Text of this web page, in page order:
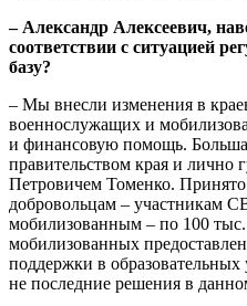
– Александр Алексеевич,
соответствии с ситуацией
базу?
– Мы внесли изменения в
военнослужащих и
и финансовую помощь.
правительством края и лично
Петровичем Томенко.
добровольцам – участникам
мобилизованным – по 100
мобилизованных
поддержки в
не последние решения в